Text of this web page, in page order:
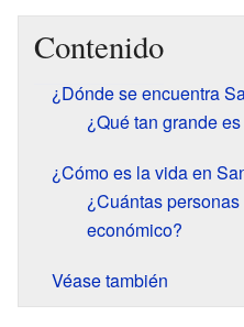
Contenido
¿Dónde se encuentra
¿Qué tan grande
¿Cómo es la vida en
¿Cuántas
económico?
Véase también